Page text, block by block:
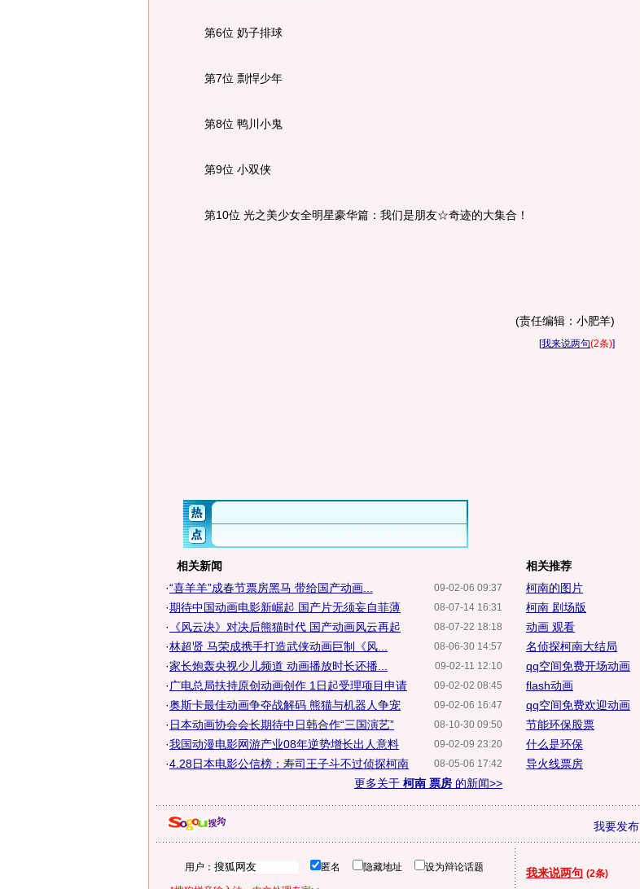
第6位 奶子排球
第7位 剽悍少年
第8位 鸭川小鬼
第9位 小双侠
第10位 光之美少女全明星豪华篇：我们是朋友☆奇迹的大集合！
(责任编辑：小肥羊)
[我来说两句(2条)]
相关新闻
09-02-06 09:37
·“喜羊羊”成春节票房黑马 带给国产动画...
08-07-14 16:31
·期待中国动画电影新崛起 国产片无须妄自菲薄
08-07-22 18:18
· 《风云决》对决后熊猫时代 国产动画风云再起
08-06-30 14:57
·林超贤 马荣成携手打造武侠动画巨制《风...
09-02-11 12:10
·家长炮轰央视少儿频道 动画播放时长还播...
09-02-02 08:45
· 广电总局扶持原创动画创作 1日起受理项目申请
09-02-06 16:47
·奥斯卡最佳动画争夺战解码 熊猫与机器人争宠
08-10-30 09:50
· 日本动画协会会长期待中日韩合作“三国演艺”
09-02-09 23:20
·我国动漫电影网游产业08年逆势增长出人意料
08-05-06 17:42
·4.28日本电影公信榜：寿司王子斗不过侦探柯南
更多关于 柯南 票房 的新闻>>
相关推荐
柯南的图片
柯南 剧场版
动画 观看
名侦探柯南大结局
qq空间免费开场动画
flash动画
qq空间免费欢迎动画
节能环保股票
什么是环保
导火线票房
我要发布
用户： 匿名 隐藏地址 设为辩论话题 我来说两句 (2条)